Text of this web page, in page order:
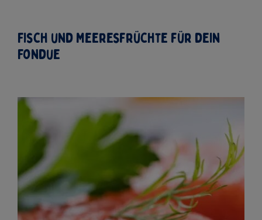
Fisch und Meeresfrüchte für dein
Fondue